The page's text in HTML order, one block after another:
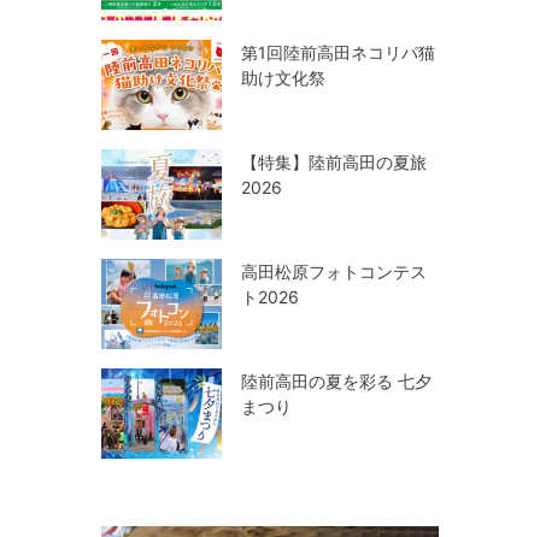
第1回陸前高田ネコリパ猫
助け文化祭
【特集】陸前高田の夏旅
2026
高田松原フォトコンテス
ト2026
陸前高田の夏を彩る 七夕
まつり